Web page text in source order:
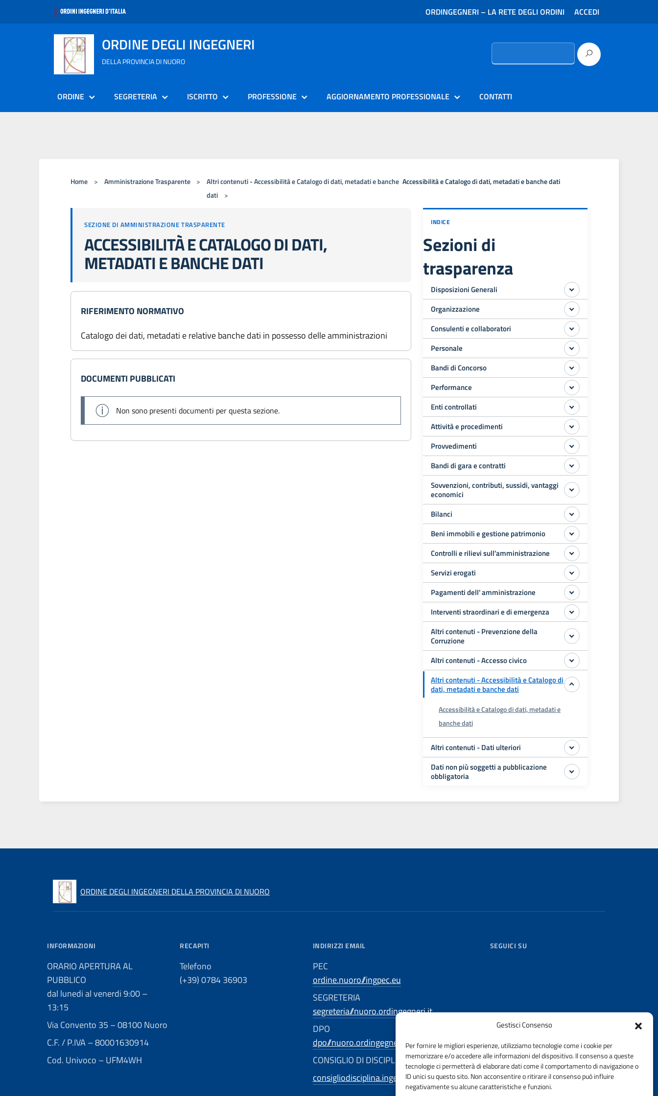
Gestisci Consenso
Per fornire le migliori esperienze, utilizziamo tecnologie come i cookie per
memorizzare e/o accedere alle informazioni del dispositivo. Il consenso a queste
tecnologie ci permetterà di elaborare dati come il comportamento di navigazione o
ID unici su questo sito. Non acconsentire o ritirare il consenso può influire
negativamente su alcune caratteristiche e funzioni.
ORDINGEGNERI – LA RETE DEGLI ORDINI ACCEDI
ORDINE DEGLI INGEGNERI
DELLA PROVINCIA DI NUORO
Ricerca
ORDINE SEGRETERIA ISCRITTO PROFESSIONE AGGIORNAMENTO PROFESSIONALE CONTATTI
Home > Amministrazione Trasparente >
Altri contenuti - Accessibilità e Catalogo di dati, metadati e banche
dati
>
Accessibilità e Catalogo di dati, metadati e banche dati
SEZIONE DI AMMINISTRAZIONE TRASPARENTE
ACCESSIBILITÀ E CATALOGO DI DATI,
METADATI E BANCHE DATI
RIFERIMENTO NORMATIVO
Catalogo dei dati, metadati e relative banche dati in possesso delle amministrazioni
DOCUMENTI PUBBLICATI
Non sono presenti documenti per questa sezione.
INDICE
Sezioni di
trasparenza
Disposizioni Generali
Organizzazione
Consulenti e collaboratori
Personale
Bandi di Concorso
Performance
Enti controllati
Attività e procedimenti
Provvedimenti
Bandi di gara e contratti
Sovvenzioni, contributi, sussidi, vantaggi
economici
Bilanci
Beni immobili e gestione patrimonio
Controlli e rilievi sull'amministrazione
Servizi erogati
Pagamenti dell' amministrazione
Interventi straordinari e di emergenza
Altri contenuti - Prevenzione della
Corruzione
Altri contenuti - Accesso civico
Altri contenuti - Accessibilità e Catalogo di
dati, metadati e banche dati
Accessibilità e Catalogo di dati, metadati e
banche dati
Altri contenuti - Dati ulteriori
Dati non più soggetti a pubblicazione
obbligatoria
ORDINE DEGLI INGEGNERI DELLA PROVINCIA DI NUORO
INFORMAZIONI
ORARIO APERTURA AL
PUBBLICO
dal lunedi al venerdi 9:00 –
13:15
Via Convento 35 – 08100 Nuoro
C.F. / P.IVA – 80001630914
Cod. Univoco – UFM4WH
RECAPITI
Telefono
(+39) 0784 36903
INDIRIZZI EMAIL
PEC
ordine.nuoro//ingpec.eu
SEGRETERIA
segreteria//nuoro.ordingegneri.it
DPO
dpo//nuoro.ordingegneri.it
CONSIGLIO DI DISCIPLINA TERRITORIALE
consigliodisciplina.ingegnerinuoro//ingpec.eu
SEGUICI SU